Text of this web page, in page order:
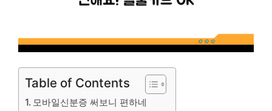
Table of Contents
모바일신분증 써보니 편하네